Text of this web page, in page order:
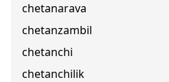
chetanarava
chetanzambil
chetanchi
chetanchilik